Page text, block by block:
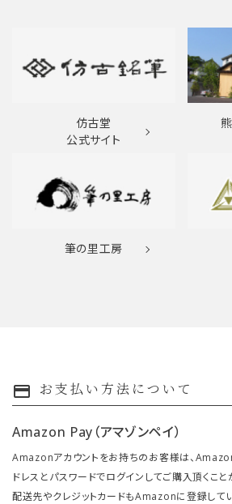
仿古堂
公式サイト
筆の里工房
payment お支払い方法について
Amazon Pay（アマゾンペイ）
Amazonアカウントをお持ちのお客様は、
ドレスとパスワードでログインしてご購入頂くこと
配送先やクレジットカードもAmazonに登録して